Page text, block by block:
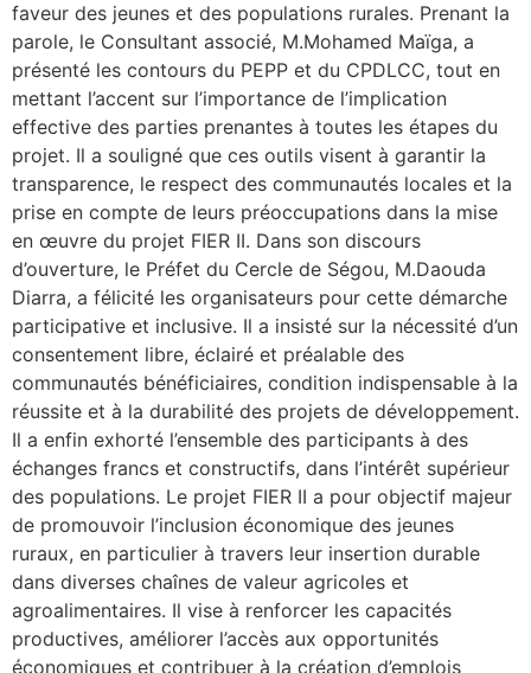
faveur des jeunes et des populations rurales. Prenant la
parole, le Consultant associé, M.Mohamed Maïga, a
présenté les contours du PEPP et du CPDLCC, tout en
mettant l’accent sur l’importance de l’implication
effective des parties prenantes à toutes les étapes du
projet. Il a souligné que ces outils visent à garantir la
transparence, le respect des communautés locales et la
prise en compte de leurs préoccupations dans la mise
en œuvre du projet FIER II. Dans son discours
d’ouverture, le Préfet du Cercle de Ségou, M.Daouda
Diarra, a félicité les organisateurs pour cette démarche
participative et inclusive. Il a insisté sur la nécessité d’un
consentement libre, éclairé et préalable des
communautés bénéficiaires, condition indispensable à la
réussite et à la durabilité des projets de développement.
Il a enfin exhorté l’ensemble des participants à des
échanges francs et constructifs, dans l’intérêt supérieur
des populations. Le projet FIER II a pour objectif majeur
de promouvoir l’inclusion économique des jeunes
ruraux, en particulier à travers leur insertion durable
dans diverses chaînes de valeur agricoles et
agroalimentaires. Il vise à renforcer les capacités
productives, améliorer l’accès aux opportunités
économiques et contribuer à la création d’emplois